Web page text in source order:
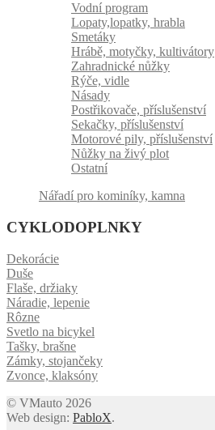
Vodní program
Lopaty,lopatky, hrabla
Smetáky
Hrábě, motyčky, kultivátory
Zahradnické nůžky
Rýče, vidle
Násady
Postřikovače, příslušenství
Sekačky, příslušenství
Motorové pily, příslušenství
Nůžky na živý plot
Ostatní
Nářadí pro kominíky, kamna
CYKLODOPLNKY
Dekorácie
Duše
Flaše, držiaky
Náradie, lepenie
Rôzne
Svetlo na bicykel
Tašky, brašne
Zámky, stojančeky
Zvonce, klaksóny
© VMauto 2026
Web design: PabloX.